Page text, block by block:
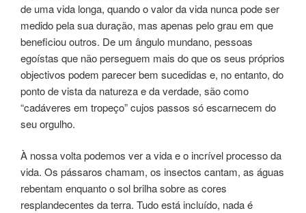
de uma vida longa, quando o valor da vida nunca pode ser
medido pela sua duração, mas apenas pelo grau em que
beneficiou outros. De um ângulo mundano, pessoas
egoístas que não perseguem mais do que os seus próprios
objectivos podem parecer bem sucedidas e, no entanto, do
ponto de vista da natureza e da verdade, são como
“cadáveres em tropeço” cujos passos só escarnecem do
seu orgulho.
À nossa volta podemos ver a vida e o incrível processo da
vida. Os pássaros chamam, os insectos cantam, as águas
rebentam enquanto o sol brilha sobre as cores
resplandecentes da terra. Tudo está incluído, nada é